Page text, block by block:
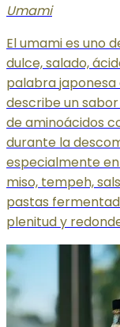
Umami
El umami es uno
dulce, salado,
palabra japonesa
describe un
de aminoácidos
durante la
especialmente
miso, tempeh,
pastas
plenitud y